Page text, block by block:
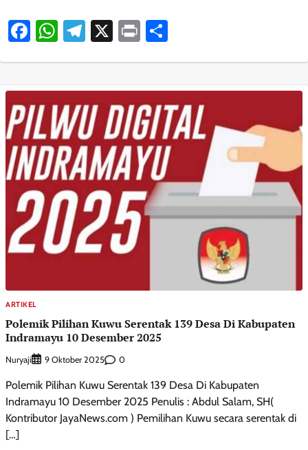
Facebook
WhatsApp
Telegram
X Print
ARTIKEL
Polemik Pilihan Kuwu Serentak 139 Desa Di Kabupaten
Indramayu 10 Desember 2025
Nuryaji 9 Oktober 2025 0
Polemik Pilihan Kuwu Serentak 139 Desa Di Kabupaten
Indramayu 10 Desember 2025 Penulis : Abdul Salam, SH(
Kontributor JayaNews.com ) Pemilihan Kuwu secara serentak di
[…]